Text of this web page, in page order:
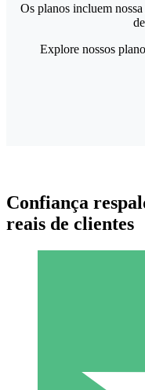
Pacotes
Pague conforme o
Os planos incluem nossa
Explore nossos
Confiança
reais de clientes